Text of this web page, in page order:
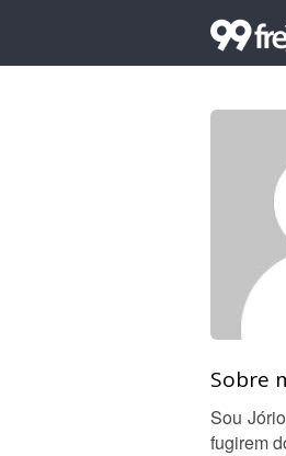
Sobre
Sou
fugirem